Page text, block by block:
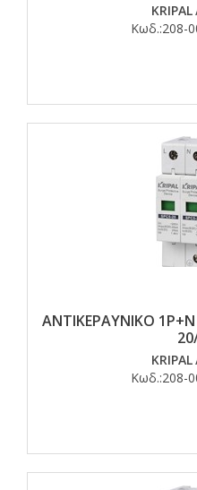
KRIPAL
Κωδ.:208-
ΑΝΤΙΚΕΡΑΥΝΙΚΟ 1Ρ+Ν
KRIPAL
Κωδ.:208-